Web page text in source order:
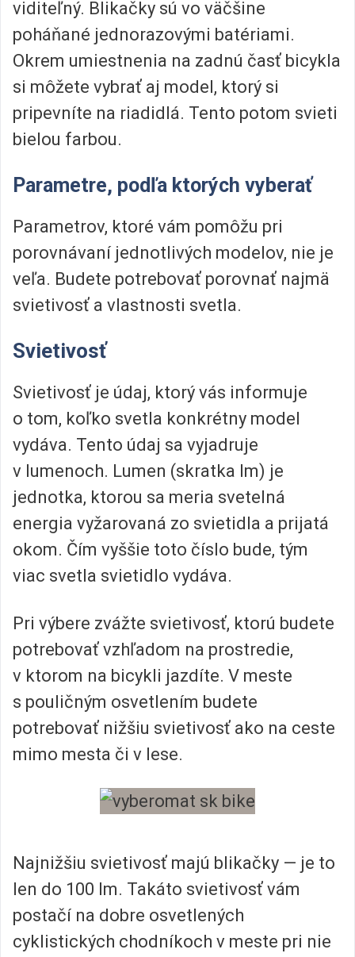
viditeľný. Blikačky sú vo väčšine
poháňané jednorazovými batériami.
Okrem umiestnenia na zadnú časť bicykla
si môžete vybrať aj model, ktorý si
pripevníte na riadidlá. Tento potom svieti
bielou farbou.
Parametre, podľa ktorých vyberať
Parametrov, ktoré vám pomôžu pri
porovnávaní jednotlivých modelov, nie je
veľa. Budete potrebovať porovnať najmä
svietivosť a vlastnosti svetla.
Svietivosť
Svietivosť je údaj, ktorý vás informuje
o tom, koľko svetla konkrétny model
vydáva. Tento údaj sa vyjadruje
v lumenoch. Lumen (skratka lm) je
jednotka, ktorou sa meria svetelná
energia vyžarovaná zo svietidla a prijatá
okom. Čím vyššie toto číslo bude, tým
viac svetla svietidlo vydáva.
Pri výbere zvážte svietivosť, ktorú budete
potrebovať vzhľadom na prostredie,
v ktorom na bicykli jazdíte. V meste
s pouličným osvetlením budete
potrebovať nižšiu svietivosť ako na ceste
mimo mesta či v lese.
Najnižšiu svietivosť majú blikačky — je to
len do 100 lm. Takáto svietivosť vám
postačí na dobre osvetlených
cyklistických chodníkoch v meste pri nie